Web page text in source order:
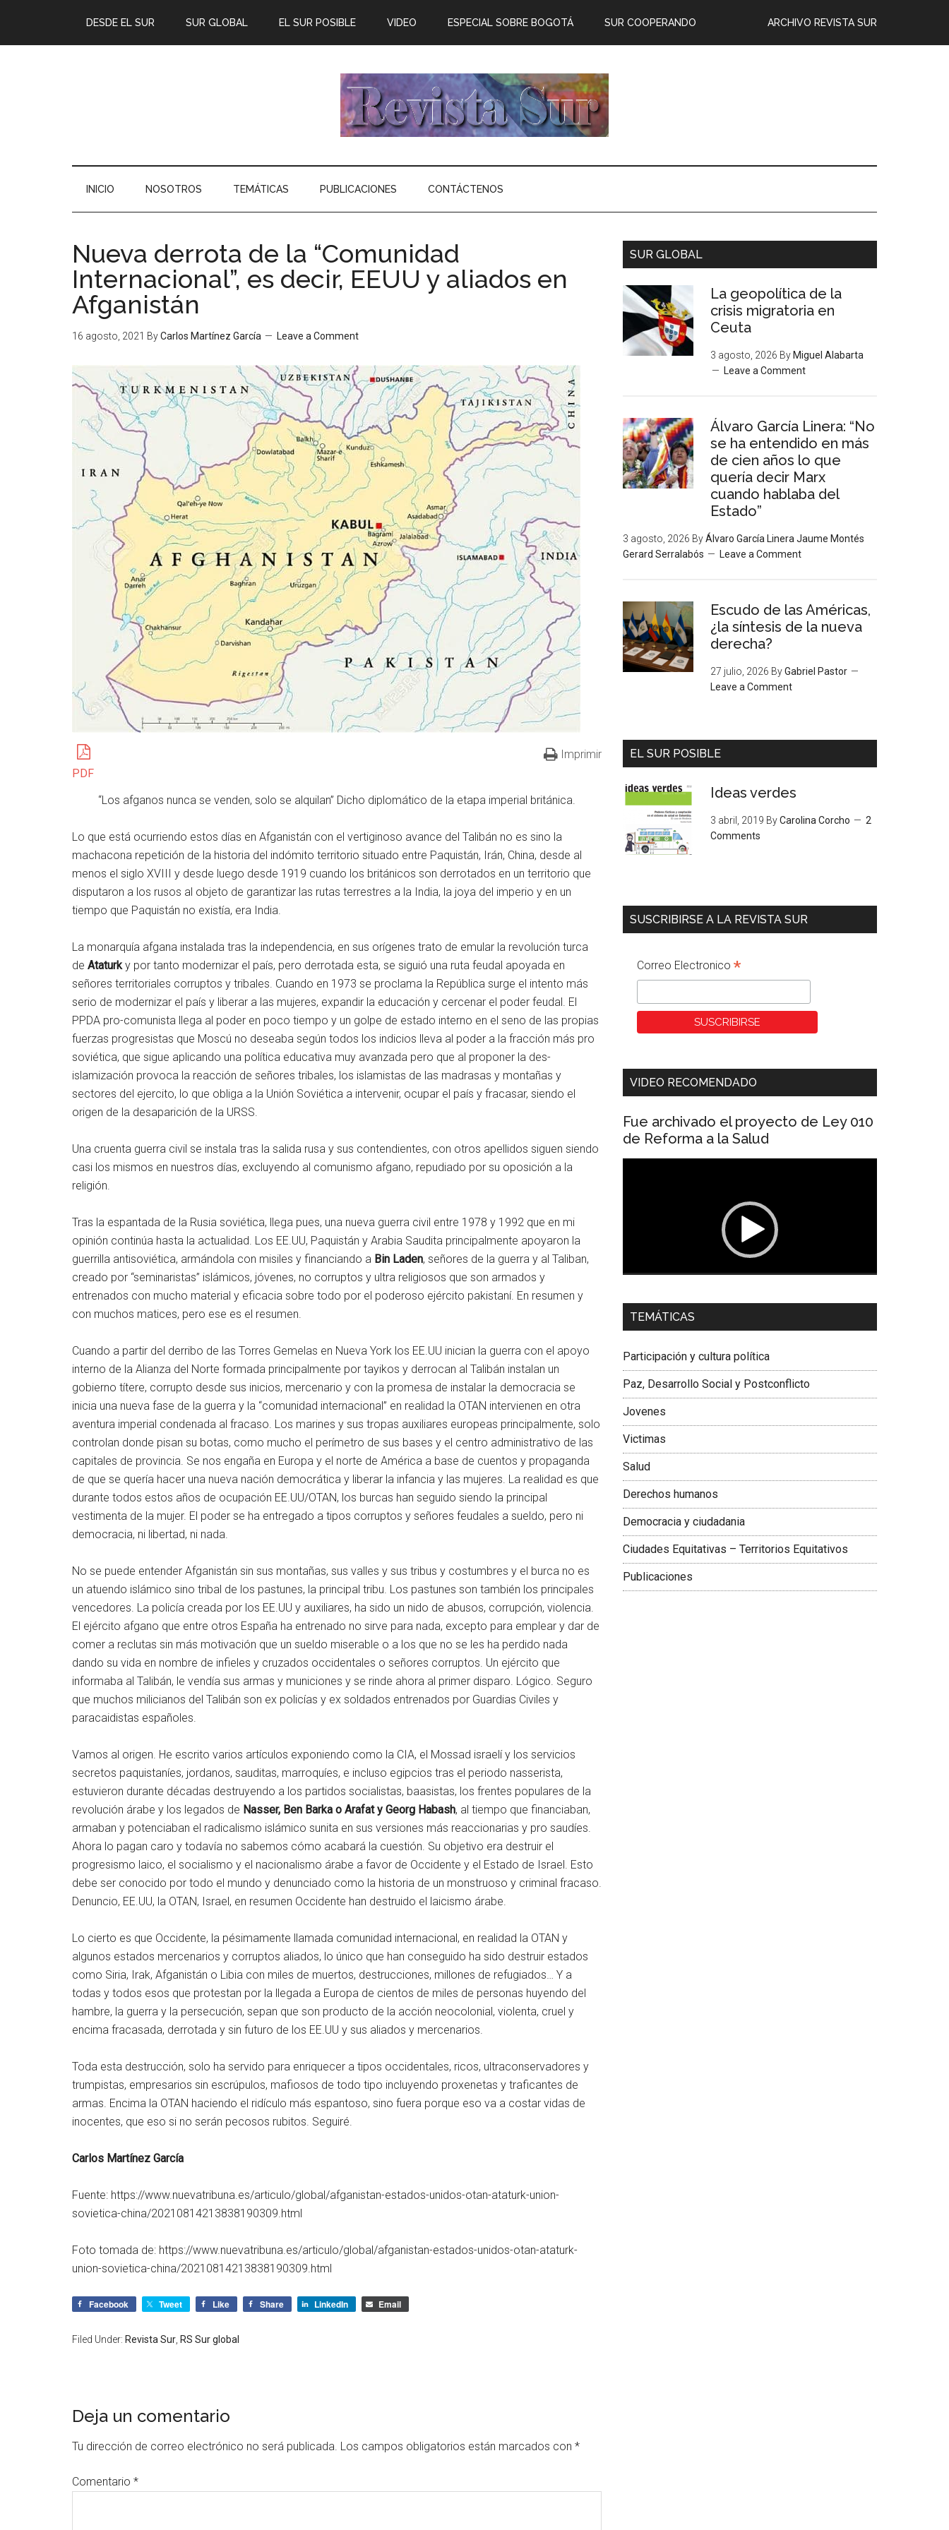
DESDE EL SUR SUR GLOBAL EL SUR POSIBLE ARCHIVO REVISTA SUR
VIDEO ESPECIAL SOBRE BOGOTÁ SUR COOPERANDO
INICIO NOSOTROS TEMÁTICAS PUBLICACIONES CONTÁCTENOS
Nueva derrota de la “Comunidad
Internacional”, es decir, EEUU y aliados en
Afganistán
16 agosto, 2021 ByCarlos Martínez García Leave a Comment
PDF
Imprimir
“Los afganos nunca se venden, solo se alquilan” Dicho diplomático de la etapa imperial británica.
Lo que está ocurriendo estos días en Afganistán con el vertiginoso avance del Talibán no es sino la
machacona repetición de la historia del indómito territorio situado entre Paquistán, Irán, China, desde al
menos el siglo XVIII y desde luego desde 1919 cuando los británicos son derrotados en un territorio que
disputaron a los rusos al objeto de garantizar las rutas terrestres a la India, la joya del imperio y en un
tiempo que Paquistán no existía, era India.
La monarquía afgana instalada tras la independencia, en sus orígenes trato de emular la revolución turca
de Ataturky por tanto modernizar el país, pero derrotada esta, se siguió una ruta feudal apoyada en
señores territoriales corruptos y tribales. Cuando en 1973 se proclama la República surge el intento más
serio de modernizar el país y liberar a las mujeres, expandir la educación y cercenar el poder feudal. El
PPDA pro-comunista llega al poder en poco tiempo y un golpe de estado interno en el seno de las propias
fuerzas progresistas que Moscú no deseaba según todos los indicios lleva al poder a la fracción más pro
soviética, que sigue aplicando una política educativa muy avanzada pero que al proponer la des-
islamización provoca la reacción de señores tribales, los islamistas de las madrasas y montañas y
sectores del ejercito, lo que obliga a la Unión Soviética a intervenir, ocupar el país y fracasar, siendo el
origen de la desaparición de la URSS.
Una cruenta guerra civil se instala tras la salida rusa y sus contendientes, con otros apellidos siguen siendo
casi los mismos en nuestros días, excluyendo al comunismo afgano, repudiado por su oposición a la
religión.
Tras la espantada de la Rusia soviética, llega pues, una nueva guerra civil entre 1978 y 1992 que en mi
opinión continúa hasta la actualidad. Los EE.UU, Paquistán y Arabia Saudita principalmente apoyaron la
guerrilla antisoviética, armándola con misiles y financiando a Bin Laden, señores de la guerra y al Taliban,
creado por “seminaristas” islámicos, jóvenes, no corruptos y ultra religiosos que son armados y
entrenados con mucho material y eficacia sobre todo por el poderoso ejército pakistaní. En resumen y
con muchos matices, pero ese es el resumen.
Cuando a partir del derribo de las Torres Gemelas en Nueva York los EE.UU inician la guerra con el apoyo
interno de la Alianza del Norte formada principalmente por tayikos y derrocan al Talibán instalan un
gobierno títere, corrupto desde sus inicios, mercenario y con la promesa de instalar la democracia se
inicia una nueva fase de la guerra y la “comunidad internacional” en realidad la OTAN intervienen en otra
aventura imperial condenada al fracaso. Los marines y sus tropas auxiliares europeas principalmente, solo
controlan donde pisan su botas, como mucho el perímetro de sus bases y el centro administrativo de las
capitales de provincia. Se nos engaña en Europa y el norte de América a base de cuentos y propaganda
de que se quería hacer una nueva nación democrática y liberar la infancia y las mujeres. La realidad es que
durante todos estos años de ocupación EE.UU/OTAN, los burcas han seguido siendo la principal
vestimenta de la mujer. El poder se ha entregado a tipos corruptos y señores feudales a sueldo, pero ni
democracia, ni libertad, ni nada.
No se puede entender Afganistán sin sus montañas, sus valles y sus tribus y costumbres y el burca no es
un atuendo islámico sino tribal de los pastunes, la principal tribu. Los pastunes son también los principales
vencedores. La policía creada por los EE.UU y auxiliares, ha sido un nido de abusos, corrupción, violencia.
El ejército afgano que entre otros España ha entrenado no sirve para nada, excepto para emplear y dar de
comer a reclutas sin más motivación que un sueldo miserable o a los que no se les ha perdido nada
dando su vida en nombre de infieles y cruzados occidentales o señores corruptos. Un ejército que
informaba al Talibán, le vendía sus armas y municiones y se rinde ahora al primer disparo. Lógico. Seguro
que muchos milicianos del Talibán son ex policías y ex soldados entrenados por Guardias Civiles y
paracaidistas españoles.
Vamos al origen. He escrito varios artículos exponiendo como la CIA, el Mossad israelí y los servicios
secretos paquistaníes, jordanos, sauditas, marroquíes, e incluso egipcios tras el periodo nasserista,
estuvieron durante décadas destruyendo a los partidos socialistas, baasistas, los frentes populares de la
revolución árabe y los legados de Nasser, Ben Barka o Arafat y Georg Habash, al tiempo que financiaban,
armaban y potenciaban el radicalismo islámico sunita en sus versiones más reaccionarias y pro saudíes.
Ahora lo pagan caro y todavía no sabemos cómo acabará la cuestión. Su objetivo era destruir el
progresismo laico, el socialismo y el nacionalismo árabe a favor de Occidente y el Estado de Israel. Esto
debe ser conocido por todo el mundo y denunciado como la historia de un monstruoso y criminal fracaso.
Denuncio, EE.UU, la OTAN, Israel, en resumen Occidente han destruido el laicismo árabe.
Lo cierto es que Occidente, la pésimamente llamada comunidad internacional, en realidad la OTAN y
algunos estados mercenarios y corruptos aliados, lo único que han conseguido ha sido destruir estados
como Siria, Irak, Afganistán o Libia con miles de muertos, destrucciones, millones de refugiados… Y a
todas y todos esos que protestan por la llegada a Europa de cientos de miles de personas huyendo del
hambre, la guerra y la persecución, sepan que son producto de la acción neocolonial, violenta, cruel y
encima fracasada, derrotada y sin futuro de los EE.UU y sus aliados y mercenarios.
Toda esta destrucción, solo ha servido para enriquecer a tipos occidentales, ricos, ultraconservadores y
trumpistas, empresarios sin escrúpulos, mafiosos de todo tipo incluyendo proxenetas y traficantes de
armas. Encima la OTAN haciendo el ridículo más espantoso, sino fuera porque eso va a costar vidas de
inocentes, que eso si no serán pecosos rubitos. Seguiré.
Carlos Martínez García
Fuente: https://www.nuevatribuna.es/articulo/global/afganistan-estados-unidos-otan-ataturk-union-
sovietica-china/20210814213838190309.html
Foto tomada de: https://www.nuevatribuna.es/articulo/global/afganistan-estados-unidos-otan-ataturk-
union-sovietica-china/20210814213838190309.html
Facebook Tweet Like Share LinkedIn Email
Filed Under: Revista Sur RS Sur global
Deja un comentario
Tu dirección de correo electrónico no será publicada. Los campos obligatorios están marcados con *
Comentario *
SUR GLOBAL
La geopolítica de la
crisis migratoria en
Ceuta
3 agosto, 2026 By Miguel Alabarta
Leave a Comment
Álvaro García Linera: “No
se ha entendido en más
de cien años lo que
quería decir Marx
cuando hablaba del
Estado”
3 agosto, 2026 ByÁlvaro García Linera Jaume Montés
Gerard Serralabós
Leave a Comment
Escudo de las Américas,
¿la síntesis de la nueva
derecha?
27 julio, 2026 ByGabriel Pastor
Leave a Comment
EL SUR POSIBLE
Ideas verdes
3 abril, 2019 ByCarolina Corcho
2
Comments
SUSCRIBIRSE A LA REVISTA SUR
Correo Electronico *
VIDEO RECOMENDADO
Fue archivado el proyecto de Ley 010
de Reforma a la Salud
Dra. Carolina Corcho Mejía,
Latinoamericana Sur, Vicepresidenta Federación
TEMÁTICAS
Participación y cultura política
Paz, Desarrollo Social y Postconflicto
Jovenes
Victimas
Salud
Derechos humanos
Democracia y ciudadania
Ciudades Equitativas – Territorios Equitativos
Publicaciones